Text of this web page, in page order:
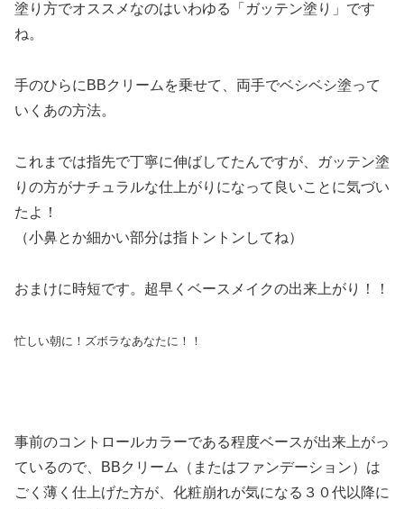
塗り方でオススメなのはいわゆる「ガッテン塗り」です
ね。
手のひらにBBクリームを乗せて、両手でベシベシ塗って
いくあの方法。
これまでは指先で丁寧に伸ばしてたんですが、ガッテン塗
りの方がナチュラルな仕上がりになって良いことに気づい
たよ！
（小鼻とか細かい部分は指トントンしてね）
おまけに時短です。超早くベースメイクの出来上がり！！
忙しい朝に！ズボラなあなたに！！
事前のコントロールカラーである程度ベースが出来上がっ
ているので、BBクリーム（またはファンデーション）は
ごく薄く仕上げた方が、化粧崩れが気になる３０代以降に